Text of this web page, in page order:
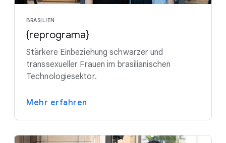
BRASILIEN
{reprograma}
Stärkere Einbeziehung schwarzer und
transsexueller Frauen im brasilianischen
Technologiesektor.
Mehr erfahren